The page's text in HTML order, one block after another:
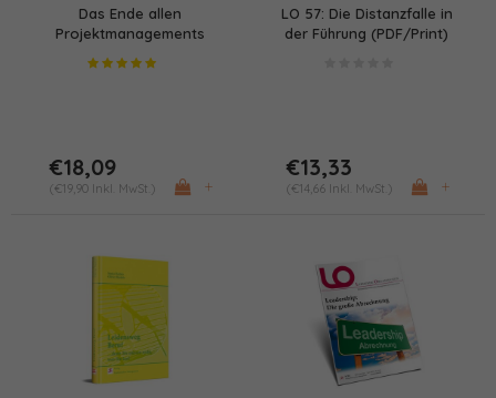
Das Ende allen
Projektmanagements
€18,09
(€19,90 Inkl. MwSt.) +
LO 57: Die Distanzfalle in
der Führung (PDF/Print)
€13,33
(€14,66 Inkl. MwSt.) +